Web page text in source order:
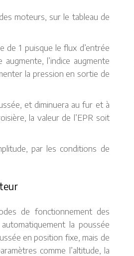
moteurs, sur le tableau de
de 1 puisque le flux d’entrée
l’indice augmente
la pression en sortie de
et diminuera au fur et à
la valeur de l’EPR soit
par les conditions de
de fonctionnement des
la poussée
en position fixe, mais de
comme l’altitude, la